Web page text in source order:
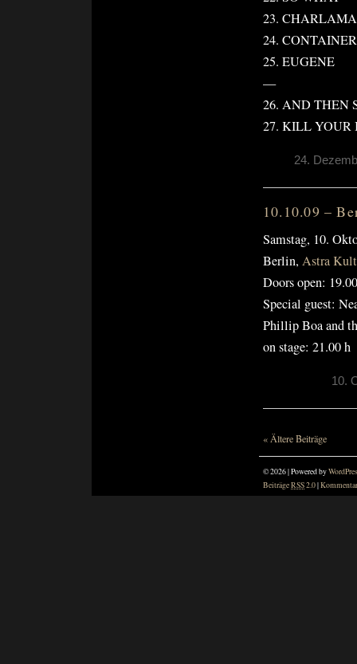
23.
24.
25. EUGENE
—
26. AND THEN
27. KILL YOUR
24.
10.10.09 –
Samstag, 10.
Berlin, Astra
Doors open:
Special guest:
Phillip Boa and
on stage: 21.00 h
10.
« Ältere Beiträge
© 2026 | Powered by
BeiträgeRSS2.0|